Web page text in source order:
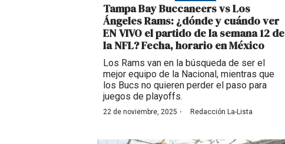
Tampa Bay Buccaneers vs Los
Ángeles Rams: ¿dónde y cuándo ver
EN VIVO el partido de la semana 12 de
la NFL? Fecha, horario en México
Los Rams van en la búsqueda de ser el
mejor equipo de la Nacional, mientras que
los Bucs no quieren perder el paso para
juegos de playoffs.
22 de noviembre, 2025 · Redacción La-Lista